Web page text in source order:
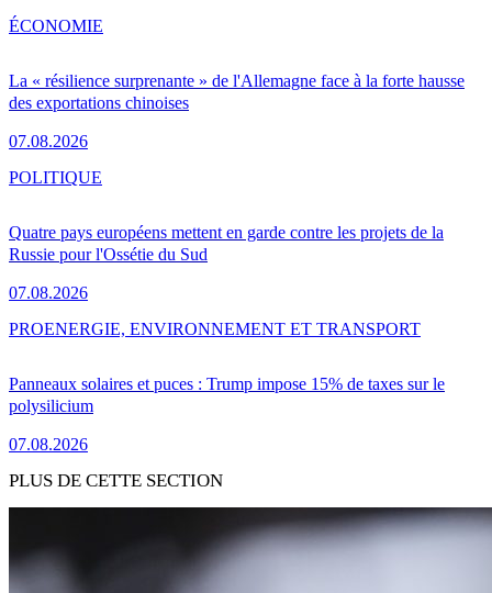
La « résilience surprenante » de l'Allemagne face à la forte hausse
des exportations chinoises
07.08.2026
ÉCONOMIE
Quatre pays européens mettent en garde contre les projets de la
Russie pour l'Ossétie du Sud
07.08.2026
POLITIQUE
Panneaux solaires et puces : Trump impose 15% de taxes sur le
polysilicium
07.08.2026
PROENERGIE, ENVIRONNEMENT ET TRANSPORT
PLUS DE CETTE SECTION